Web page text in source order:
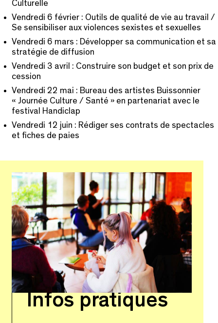
Culturelle
Vendredi 6 février : Outils de qualité de vie au travail /
Se sensibiliser aux violences sexistes et sexuelles
Vendredi 6 mars : Développer sa communication et sa
stratégie de diffusion
Vendredi 3 avril : Construire son budget et son prix de
cession
Vendredi 22 mai : Bureau des artistes Buissonnier
« Journée Culture / Santé » en partenariat avec le
festival Handiclap
Vendredi 12 juin : Rédiger ses contrats de spectacles
et fiches de paies
Infos pratiques